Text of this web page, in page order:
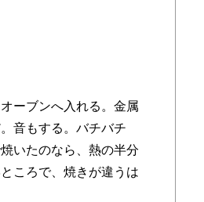
ーブンへ入れる。金属
音もする。バチバチ
いたのなら、熱の半分
ころで、焼きが違うは